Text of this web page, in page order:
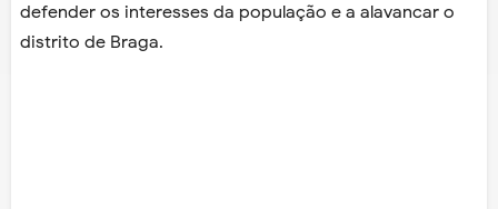
defender os interesses da população e a alavancar o
distrito de Braga.